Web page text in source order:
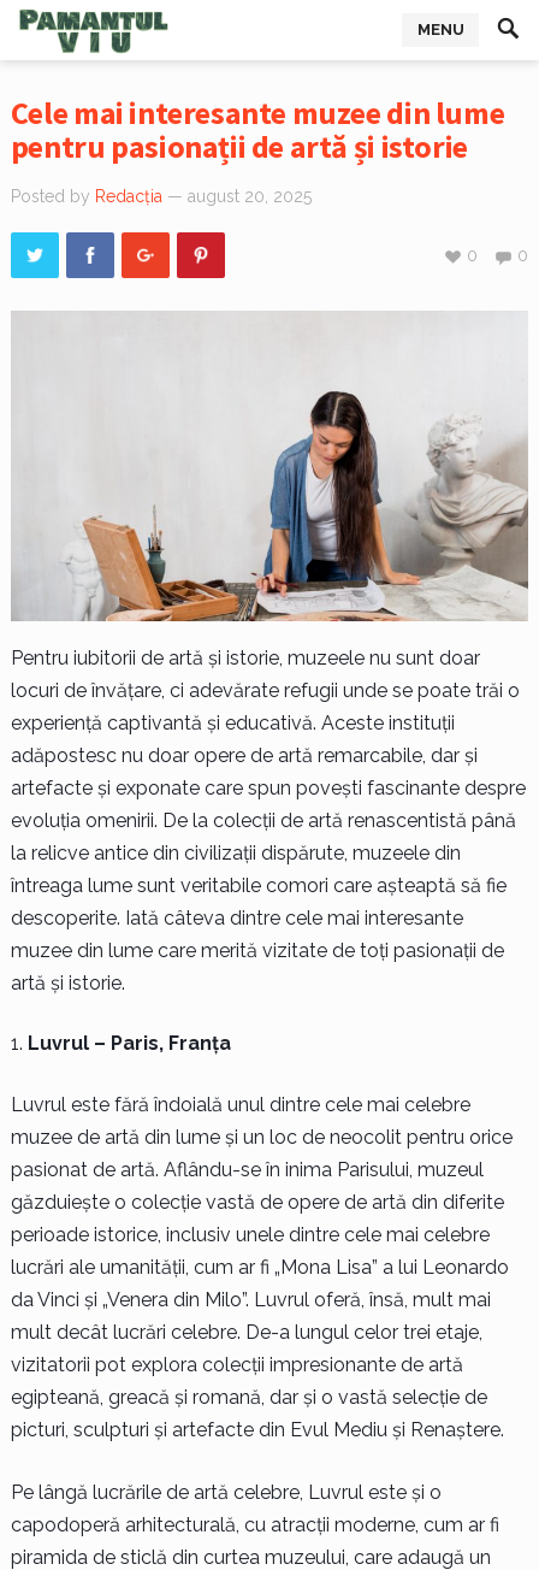
MENU
Cele mai interesante muzee din lume
pentru pasionații de artă și istorie
Posted by Redacția — august 20, 2025
0
0
Pentru iubitorii de artă și istorie, muzeele nu sunt doar
locuri de învățare, ci adevărate refugii unde se poate trăi o
experiență captivantă și educativă. Aceste instituții
adăpostesc nu doar opere de artă remarcabile, dar și
artefacte și exponate care spun povești fascinante despre
evoluția omenirii. De la colecții de artă renascentistă până
la relicve antice din civilizații dispărute, muzeele din
întreaga lume sunt veritabile comori care așteaptă să fie
descoperite. Iată câteva dintre cele mai interesante
muzee din lume care merită vizitate de toți pasionații de
artă și istorie.
Luvrul – Paris, Franța
Luvrul este fără îndoială unul dintre cele mai celebre
muzee de artă din lume și un loc de neocolit pentru orice
pasionat de artă. Aflându-se în inima Parisului, muzeul
găzduiește o colecție vastă de opere de artă din diferite
perioade istorice, inclusiv unele dintre cele mai celebre
lucrări ale umanității, cum ar fi „Mona Lisa” a lui Leonardo
da Vinci și „Venera din Milo”. Luvrul oferă, însă, mult mai
mult decât lucrări celebre. De-a lungul celor trei etaje,
vizitatorii pot explora colecții impresionante de artă
egipteană, greacă și romană, dar și o vastă selecție de
picturi, sculpturi și artefacte din Evul Mediu și Renaștere.
Pe lângă lucrările de artă celebre, Luvrul este și o
capodoperă arhitecturală, cu atracții moderne, cum ar fi
piramida de sticlă din curtea muzeului, care adaugă un